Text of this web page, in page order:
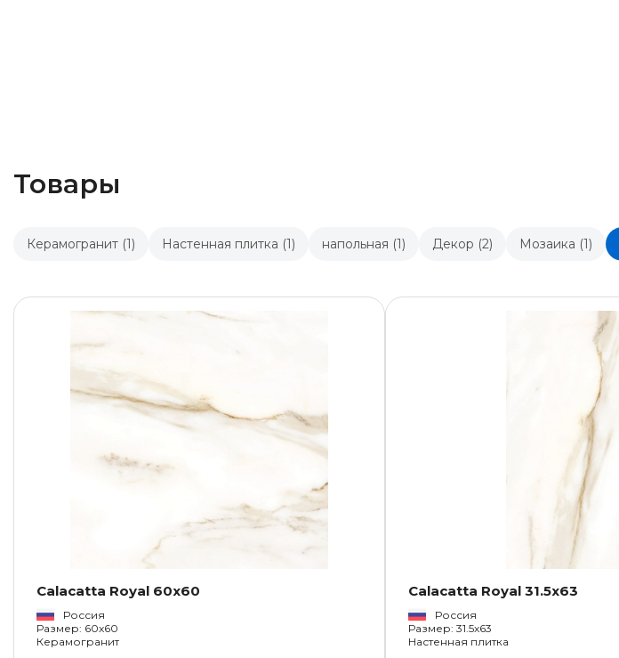
Товары
Керамогранит (1) Настенная плитка (1) напольная (1) Декор (2) Мозаика (1)
Calacatta Royal 60x60
Россия
Размер: 60x60
Керамогранит
Calacatta Royal 31.5x63
Россия
Размер: 31.5x63
Настенная плитка